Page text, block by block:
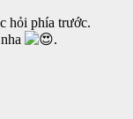
hỏi phía trước.
.